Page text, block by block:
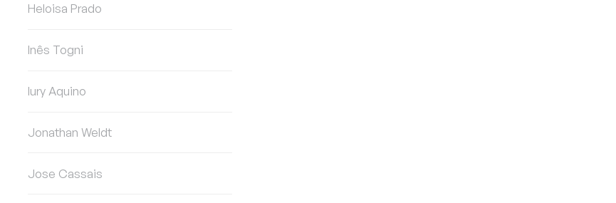
Heloisa Prado
Inês Togni
Iury Aquino
Jonathan Weldt
Jose Cassais